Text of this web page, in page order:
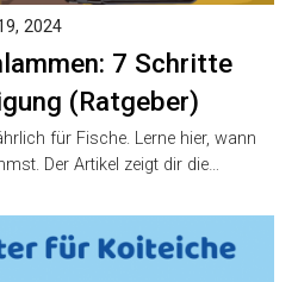
7 Schritte
(Ratgeber)
2024
für Fische. Lerne hier, wann
Der Artikel zeigt dir die…